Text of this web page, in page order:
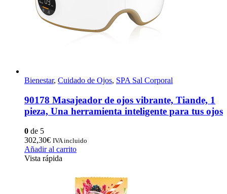
Bienestar, Cuidado de Ojos, SPA Sal Corporal
90178 Masajeador de ojos vibrante, Tiande, 1
pieza, Una herramienta inteligente para tus ojos
0 de 5
302,30€ IVA incluido
Añadir al carrito
Vista rápida